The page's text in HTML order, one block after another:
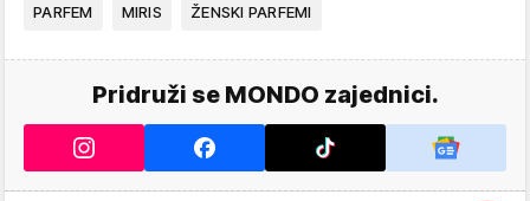
PARFEM MIRIS ŽENSKI PARFEMI
Pridruži se MONDO zajednici.